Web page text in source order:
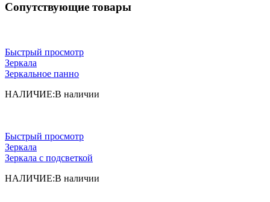
Сопутствующие товары
Быстрый просмотр
Зеркала
Зеркальное панно
НАЛИЧИЕ:В наличии
Быстрый просмотр
Зеркала
Зеркала с подсветкой
НАЛИЧИЕ:В наличии